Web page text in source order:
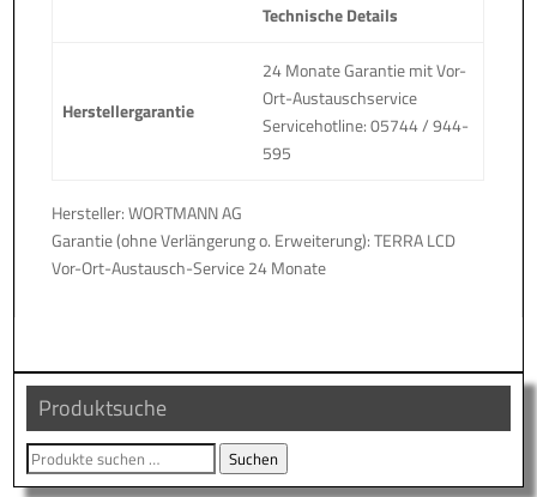
Technische Details
Herstellergarantie
24 Monate Garantie mit Vor-
Ort-Austauschservice
Servicehotline: 05744 / 944-
595
Hersteller: WORTMANN AG
Garantie (ohne Verlängerung o. Erweiterung): TERRA LCD
Vor-Ort-Austausch-Service 24 Monate
Produktsuche
Suche
nach:
Suchen